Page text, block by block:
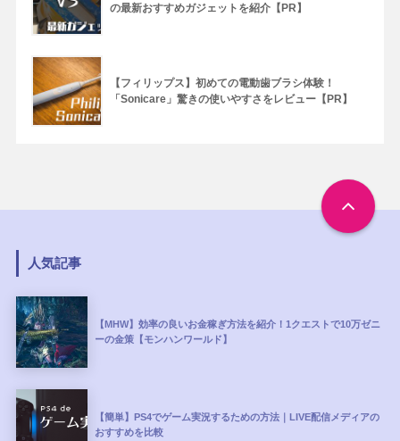
の最新おすすめガジェットを紹介【PR】
【フィリップス】初めての電動歯ブラシ体験！
「Sonicare」驚きの使いやすさをレビュー【PR】
人気記事
【MHW】効率の良いお金稼ぎ方法を紹介！1クエストで10万ゼニ
ーの金策【モンハンワールド】
【簡単】PS4でゲーム実況するための方法｜LIVE配信メディアの
おすすめを比較